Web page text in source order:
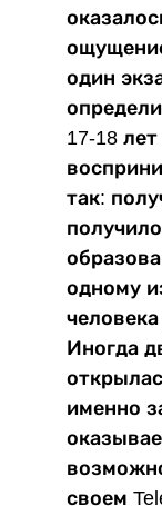
один
17-18
так:
одному
Иногда
именно
своем